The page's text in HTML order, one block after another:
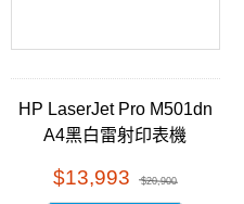
HP LaserJet Pro M501dn
A4黑白雷射印表機
$13,993 $20,900